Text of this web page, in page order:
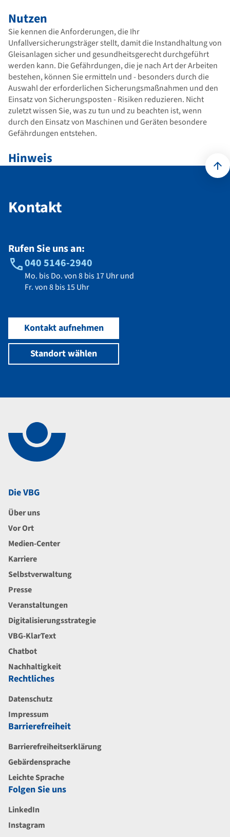
Nutzen
Sie kennen die Anforderungen, die Ihr
Unfallversicherungsträger stellt, damit die Instandhaltung von
Gleisanlagen sicher und gesundheitsgerecht durchgeführt
werden kann. Die Gefährdungen, die je nach Art der Arbeiten
bestehen, können Sie ermitteln und - besonders durch die
Auswahl der erforderlichen Sicherungsmaßnahmen und den
Einsatz von Sicherungsposten - Risiken reduzieren. Nicht
zuletzt wissen Sie, was zu tun und zu beachten ist, wenn
durch den Einsatz von Maschinen und Geräten besondere
Gefährdungen entstehen.
Hinweis
Kontakt
Rufen Sie uns an:
040 5146-2940
Mo. bis Do. von 8 bis 17 Uhr und
Fr. von 8 bis 15 Uhr
Kontakt aufnehmen
Standort wählen
Die VBG
Über uns
Vor Ort
Medien-Center
Karriere
Selbstverwaltung
Presse
Veranstaltungen
Digitalisierungsstrategie
VBG-KlarText
Chatbot
Nachhaltigkeit
Rechtliches
Datenschutz
Impressum
Barrierefreiheit
Barrierefreiheitserklärung
Gebärdensprache
Leichte Sprache
Folgen Sie uns
LinkedIn
Instagram